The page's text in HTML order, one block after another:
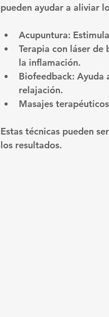
pueden ayudar a aliviar
Acupuntura:
Terapia con láser de
la inflamación.
Biofeedback: Ayuda
relajación.
Masajes terapéuticos
Estas técnicas pueden
los resultados.